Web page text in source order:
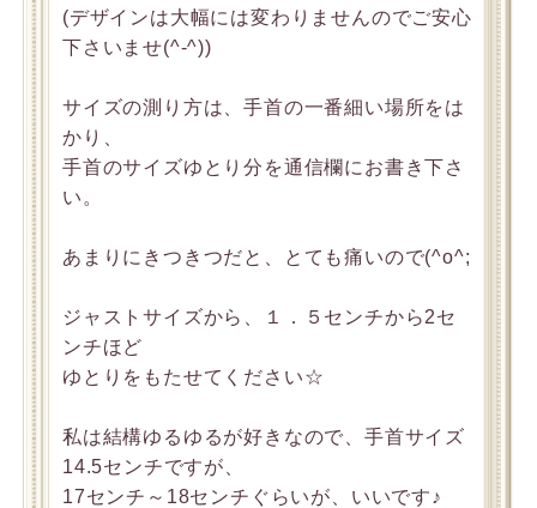
(デザインは大幅には変わりませんのでご安心
下さいませ(^-^))
サイズの測り方は、手首の一番細い場所をは
かり、
手首のサイズゆとり分を通信欄にお書き下さ
い。
あまりにきつきつだと、とても痛いので(^o^;
ジャストサイズから、１．５センチから2セ
ンチほど
ゆとりをもたせてください☆
私は結構ゆるゆるが好きなので、手首サイズ
14.5センチですが、
17センチ～18センチぐらいが、いいです♪